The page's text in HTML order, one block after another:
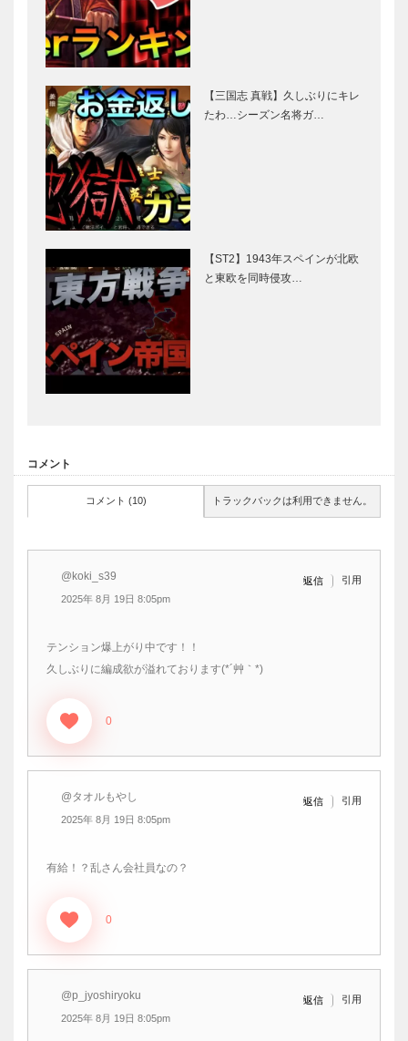
【三国志 真戦】久しぶりにキレ
たわ…シーズン名将ガ…
【ST2】1943年スペインが北欧
と東欧を同時侵攻…
コメント
コメント (10) トラックバックは利用できません。
@koki_s39
2025年 8月 19日 8:05pm
返信 引用
テンション爆上がり中です！！
久しぶりに編成欲が溢れております(*´艸｀*)
0
@タオルもやし
2025年 8月 19日 8:05pm
返信 引用
有給！？乱さん会社員なの？
0
@p_jyoshiryoku
2025年 8月 19日 8:05pm
返信 引用